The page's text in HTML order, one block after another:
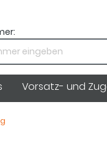
Vorsatz- und